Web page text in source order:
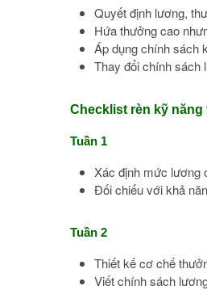
Quyết định lương,
Hứa thưởng cao
Áp dụng chính sách
Thay đổi chính sách
Checklist rèn kỹ năng
Tuần 1
Xác định mức lương
Đối chiếu với khả
Tuần 2
Thiết kế cơ chế
Viết chính sách